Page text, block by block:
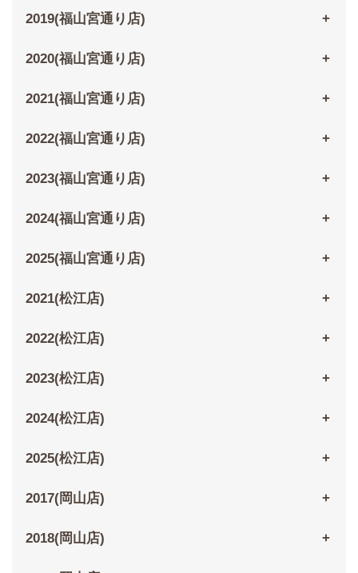
2019(福山宮通り店)
2020(福山宮通り店)
2021(福山宮通り店)
2022(福山宮通り店)
2023(福山宮通り店)
2024(福山宮通り店)
2025(福山宮通り店)
2021(松江店)
2022(松江店)
2023(松江店)
2024(松江店)
2025(松江店)
2017(岡山店)
2018(岡山店)